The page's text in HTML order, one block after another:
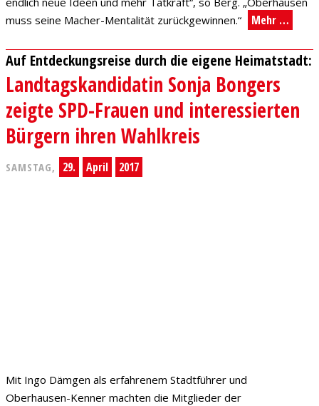
muss seine Macher-Mentalität zurückgewinnen.“
Mehr …
Auf Entdeckungsreise durch die eigene Heimatstadt:
Landtagskandidatin Sonja Bongers
zeigte SPD-Frauen und interessierten
Bürgern ihren Wahlkreis
SAMSTAG, 29. April 2017
Mit Ingo Dämgen als erfahrenem Stadtführer und
Oberhausen-Kenner machten die Mitglieder der